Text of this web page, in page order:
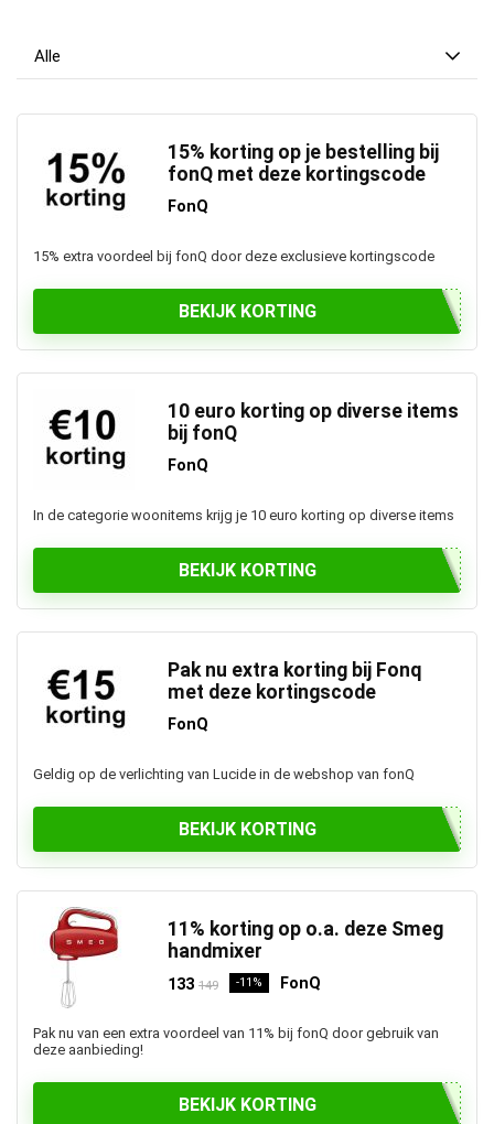
Alle
15% korting op je bestelling bij
fonQ met deze kortingscode
FonQ
15% extra voordeel bij fonQ door deze exclusieve kortingscode
BEKIJK KORTING
10 euro korting op diverse items
bij fonQ
FonQ
In de categorie woonitems krijg je 10 euro korting op diverse items
BEKIJK KORTING
Pak nu extra korting bij Fonq
met deze kortingscode
FonQ
Geldig op de verlichting van Lucide in de webshop van fonQ
BEKIJK KORTING
11% korting op o.a. deze Smeg
handmixer
133 149 -11% FonQ
Pak nu van een extra voordeel van 11% bij fonQ door gebruik van
deze aanbieding!
BEKIJK KORTING